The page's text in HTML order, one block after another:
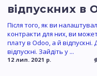
відпускних в
Після того, як ви
контракти для них, ви
плату в Odoo, а й
відпускні. Зайдіть у ...
12 лип. 2021 р.